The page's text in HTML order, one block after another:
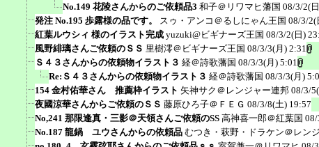
No.149 花陵さんからのご依頼品3 和子＠リワマヒ藩国 08/3/2(
発注 No.195 歩露様の品です。
スゥ・アンコ＠るしにゃん王国 08/3/2(
紅葉ルウシィ 様のイラスト完成 yuzuki@ビギナーズ王国 08/3/2(日)
風野緋璃さんご依頼のＳＳ 里樹澪＠ビギナーズ王国 08/3/3(月) 2:31
Ｓ４３さんからの依頼物イラスト３ 経＠詩歌藩国 08/3/3(月) 5:01
Re:Ｓ４３さんからの依頼物イラスト３ 経＠詩歌藩国 08/3/3(月)
154 金村佑華さん 推薦枠イラスト 矢神サク＠レンジャー連邦 08/3/
夜國涼華さんからご依頼のＳＳ 藤原ひろ子＠ＦＥＧ 08/3/8(土) 19:57
No,241 那限逢真・三影＠天領さんご依頼のSS 高神喜一郎＠紅葉国 08/
No.187 龍鍋 ユウさんからの依頼品 むつき・萩野・ドラケン＠レン